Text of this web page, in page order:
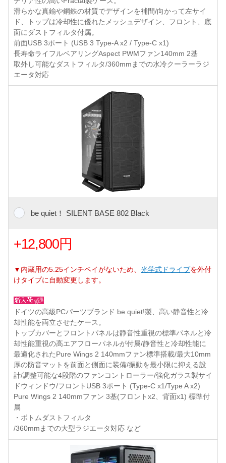
滑らかな真鍮や鋼鉄の材質でデザインを補間/向かって左サイ
ド、トップは冷却性に優れたメッシュデザイン、フロント、底
面にダストフィルタ付属。
前面USB 3ポート (USB 3 Type-A x2 / Type-C x1)
長寿命ライフルベアリングAspect PWMファン140mm 2基
取外し可能なダストフィルタ/360mmまでの水冷クーラーラジ
エータ対応
be quiet！ SILENT BASE 802 Black
+12,800円
▼内蔵用の5.25インチベイがないため、 光学式ドライブを外付
けタイプに自動変更します。
ドイツの高級PCパーツブランド be quiet!製、高い静音性と冷
却性能を両立させたケース。
トップカバーとフロントパネルは静音性重視の標準パネルと冷
却性能重視の高エアフローパネルが付属/静音性と冷却性能に
最適化されたPure Wings 2 140mmファン標準搭載/最大10mm
厚の防音マットを前面と側面に装備/振動を最小限に抑える設
計/調整可能な4段階のファンコントローラー/強化ガラス製サイ
ドウィンドウ/フロントUSB 3ポート (Type-C x1/Type A x2)
Pure Wings 2 140mmファン 3基(フロントx2、背面x1) 標準付
属
・ボトムダストフィルタ
/360mmまでの大型ラジエータ対応 など